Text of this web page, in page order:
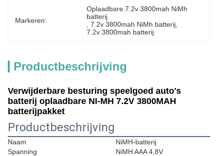
Markeren:
Oplaadbare 7.2v 3800mah NiMh
batterij
, 7.2v 3800mah NiMh batterij
7.2v 3800mah batterij
Productbeschrijving
Verwijderbare besturing speelgoed auto's
batterij oplaadbare NI-MH 7.2V 3800MAH
batterijpakket
Productbeschrijving
Naam
NiMH-batterij
Spanning
NiMH AAA 4,8V